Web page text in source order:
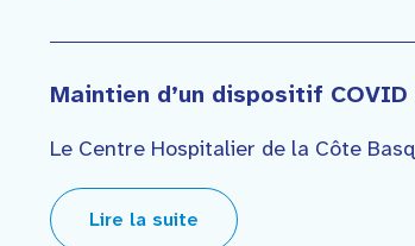
Maintien d’un dispositif
Le Centre Hospitalier de la Côte
Lire la suite